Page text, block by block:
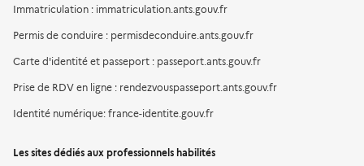
Immatriculation : immatriculation.ants.gouv.fr
Permis de conduire : permisdeconduire.ants.gouv.fr
Carte d'identité et passeport : passeport.ants.gouv.fr
Prise de RDV en ligne : rendezvouspasseport.ants.gouv.fr
Identité numérique: france-identite.gouv.fr
Les sites dédiés aux professionnels habilités